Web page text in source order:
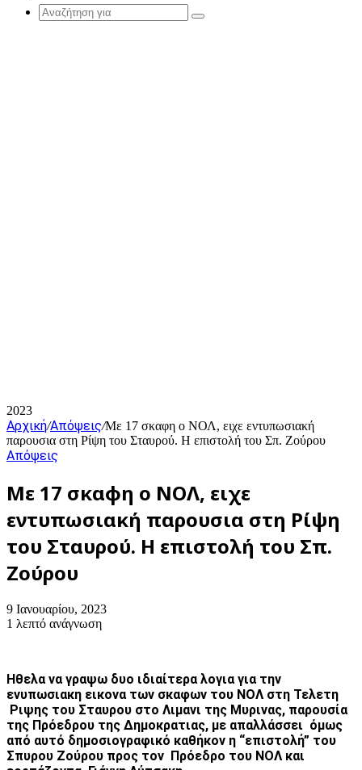
Article
Αναζήτηση
2023
Αρχική/Απόψεις/Με 17 σκαφη ο ΝΟΛ, ειχε εντυπωσιακή
παρουσια στη Ρίψη του Σταυρού. Η επιστολή του Σπ. Ζούρου
Απόψεις
Με 17 σκαφη ο ΝΟΛ, ειχε
εντυπωσιακή παρουσια στη Ρίψη
του Σταυρού. Η επιστολή του Σπ.
Ζούρου
9 Ιανουαρίου, 2023
1 λεπτό ανάγνωση
Ηθελα να γραψω δυο ιδιαίτερα λογια για την
ενυπωσιακη εικονα των σκαφων του ΝΟΛ στη Τελετη
Ριψης του Σταυρου στο Λιμανι της Μυρινας, παρουσία
της Πρόεδρου της Δημοκρατιας, με απαλλάσσει όμως
από αυτό δημοσιογραφικό καθήκον η “επιστολή” του
Σπυρου Ζούρου προς τον Πρόεδρο του ΝΟΛ και